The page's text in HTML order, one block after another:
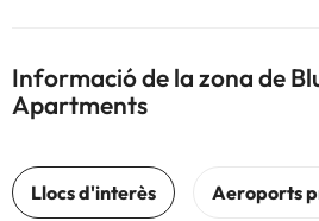
Informació de la zona de
Apartments